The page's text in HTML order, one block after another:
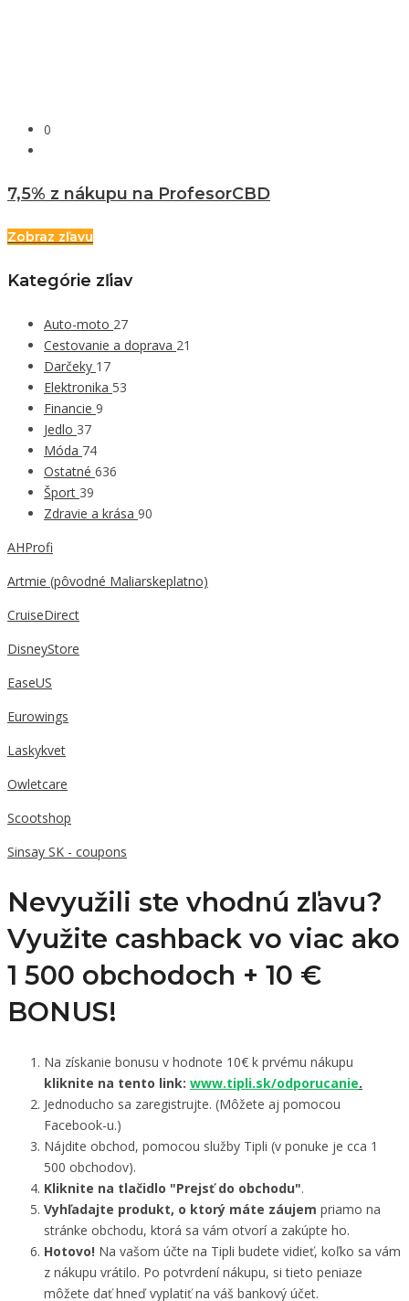
0
7,5% z nákupu na ProfesorCBD
Zobraz zľavu
Kategórie zľiav
Auto-moto 27
Cestovanie a doprava 21
Darčeky 17
Elektronika 53
Financie 9
Jedlo 37
Móda 74
Ostatné 636
Šport 39
Zdravie a krása 90
AHProfi
Artmie (pôvodné Maliarskeplatno)
CruiseDirect
DisneyStore
EaseUS
Eurowings
Laskykvet
Owletcare
Scootshop
Sinsay SK - coupons
Nevyužili ste vhodnú zľavu?
Využite cashback vo viac ako
1 500 obchodoch + 10 €
BONUS!
Na získanie bonusu v hodnote 10€ k prvému nákupu
kliknite na tento link: www.tipli.sk/odporucanie.
Jednoducho sa zaregistrujte. (Môžete aj pomocou
Facebook-u.)
Nájdite obchod, pomocou služby Tipli (v ponuke je cca 1
500 obchodov).
Kliknite na tlačidlo "Prejsť do obchodu".
Vyhľadajte produkt, o ktorý máte záujem priamo na
stránke obchodu, ktorá sa vám otvorí a zakúpte ho.
Hotovo! Na vašom účte na Tipli budete vidieť, koľko sa vám
z nákupu vrátilo. Po potvrdení nákupu, si tieto peniaze
môžete dať hneď vyplatiť na váš bankový účet.